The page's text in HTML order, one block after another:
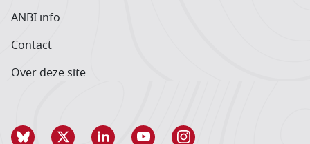
ANBI info
Contact
Over deze site